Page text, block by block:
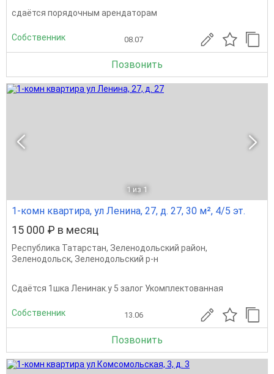
сдаётся порядочным арендаторам
Собственник 08.07
Позвонить
1 из 1
1-комн квартира, ул Ленина, 27, д. 27, 30 м², 4/5 эт.
15 000 ₽ в месяц
Республика Татарстан, Зеленодольский район,
Зеленодольск, Зеленодольский р-н
Сдаётся 1шка Ленинак.у 5 залог Укомплектованная
Собственник 13.06
Позвонить